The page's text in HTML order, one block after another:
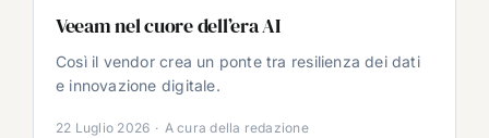
Veeam nel cuore dell’era AI
Così il vendor crea un ponte tra resilienza dei dati
e innovazione digitale.
22 Luglio 2026 · A cura della redazione